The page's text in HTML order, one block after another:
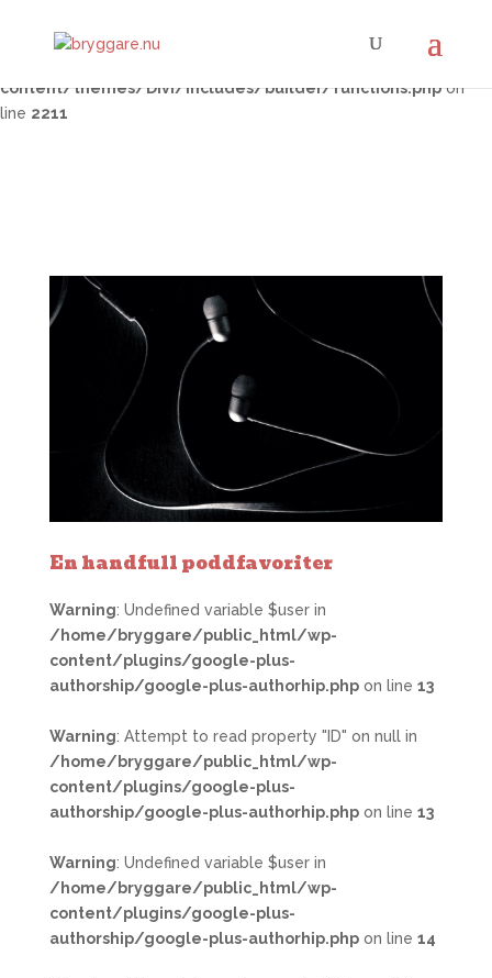
Warning: Trying to access array offset on false in
content/themes/Divi/includes/builder/functions.phpon
line 2211
En handfull poddfavoriter
Warning: Undefined variable $user in
/home/bryggare/public_html/wp-
content/plugins/google-plus-
authorship/google-plus-authorhip.phpon line 13
Warning: Attempt to read property "ID" on null in
/home/bryggare/public_html/wp-
content/plugins/google-plus-
authorship/google-plus-authorhip.phpon line 13
Warning: Undefined variable $user in
/home/bryggare/public_html/wp-
content/plugins/google-plus-
authorship/google-plus-authorhip.phpon line 14